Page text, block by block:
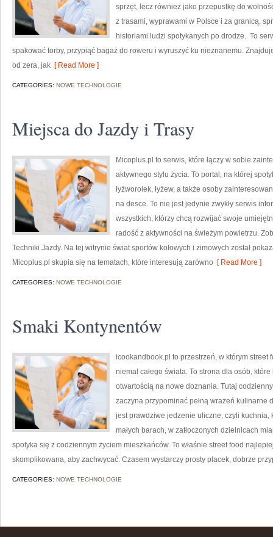
sprzęt, lecz również jako przepustkę do
z trasami, wyprawami w Polsce i za granicą,
historiami ludzi spotykanych po drodze. To
spakować torby, przypiąć bagaż do roweru i wyruszyć ku nieznanemu.
od zera, jak [ Read More ]
CATEGORIES: NOWE TECHNOLOGIE
Miejsca do Jazdy i Trasy
Micoplus.pl to serwis, które łączy w sobie
aktywnego stylu życia. To portal, na której
łyżworolek, łyżew, a także osoby
na desce. To nie jest jedynie zwykły serwis
wszystkich, którzy chcą rozwijać swoje
radość z aktywności na świeżym powietrzu.
Techniki Jazdy. Na tej witrynie świat sportów kołowych i zimowych został
Micoplus.pl skupia się na tematach, które interesują zarówno [ Read More ]
CATEGORIES: NOWE TECHNOLOGIE
Smaki Kontynentów
icookandbook.pl to przestrzeń, w którym
niemal całego świata. To strona dla osób,
otwartością na nowe doznania. Tutaj
zaczyna przypominać pełną wrażeń
jest prawdziwe jedzenie uliczne, czyli kuchnia,
małych barach, w zatłoczonych dzielnicach
spotyka się z codziennym życiem mieszkańców. To właśnie street food
skomplikowana, aby zachwycać. Czasem wystarczy prosty placek, dobrze
CATEGORIES: NOWE TECHNOLOGIE